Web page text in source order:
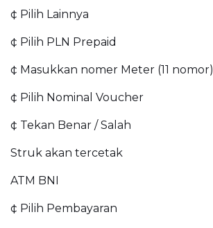
¢ Pilih Lainnya
¢ Pilih PLN Prepaid
¢ Masukkan nomer Meter (11 nomor)
¢ Pilih Nominal Voucher
¢ Tekan Benar / Salah
Struk akan tercetak
ATM BNI
¢ Pilih Pembayaran